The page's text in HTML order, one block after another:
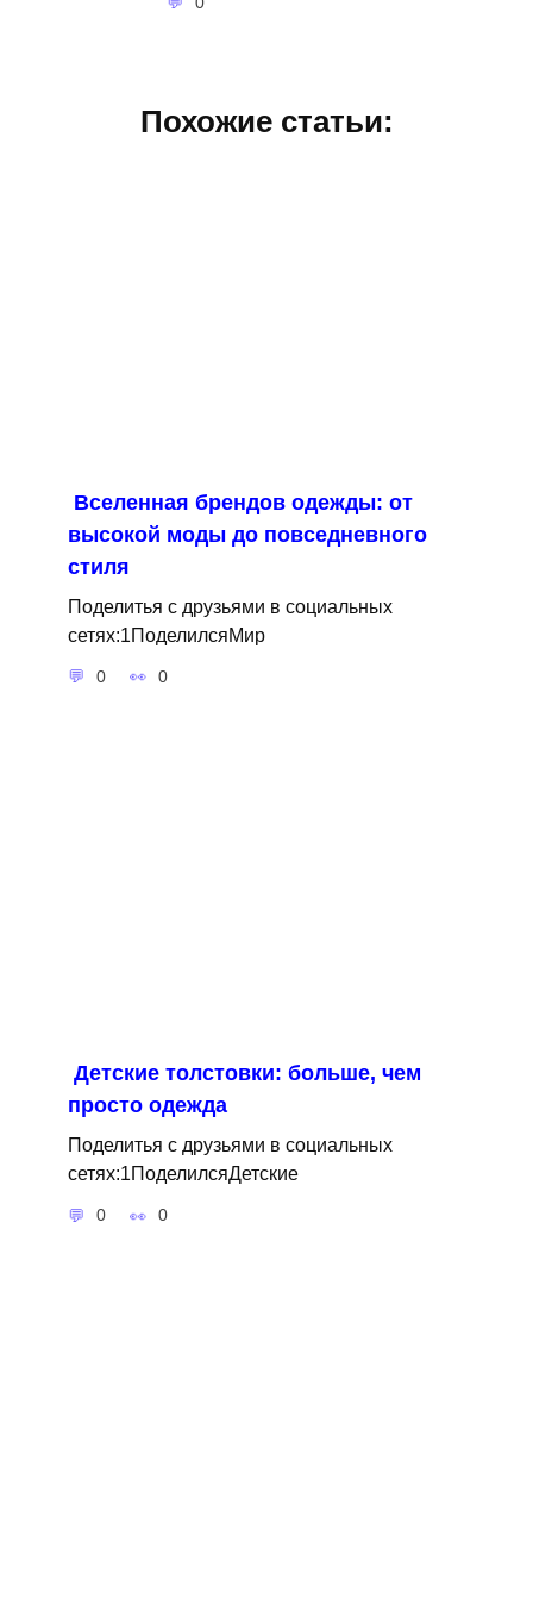
Похожие статьи:
Вселенная брендов одежды: от
высокой моды до повседневного
стиля
Поделитья с друзьями в социальных
сетях:1ПоделилсяМир
0 0
Детские толстовки: больше, чем
просто одежда
Поделитья с друзьями в социальных
сетях:1ПоделилсяДетские
0 0